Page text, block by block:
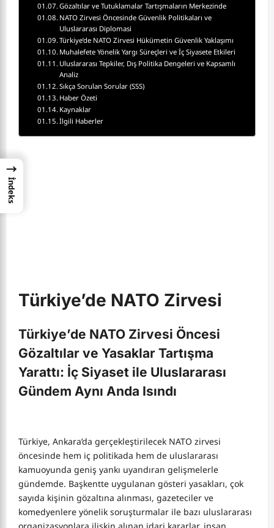
Gözaltılar ve Tutuklamalar Tartışmaların Merkezinde
NATO Zirvesi Öncesinde Güvenlik Politikaları ve
Uluslararası Diplomasi
Türkiye’de NATO Zirvesi Hükümetin Güvenlik Yaklaşımı
Muhalefete Yönelik Yargı Süreçleri ve İç Siyasete Etkileri
Uluslararası Tepkiler, Dış Politika Dengeleri ve Kapsamlı
Analiz
Sıkça Sorulan Sorular (SSS)
Haber Özeti
Kaynaklar
İlgili Haberler
Türkiye’de NATO Zirvesi
Türkiye’de NATO Zirvesi Öncesi
Gözaltılar ve Yasaklar Tartışma
Yarattı: İç Siyaset ile Uluslararası
Gündem Aynı Anda Isındı
Türkiye, Ankara’da gerçekleştirilecek NATO zirvesi
öncesinde hem iç politikada hem de uluslararası
kamuoyunda geniş yankı uyandıran gelişmelerle
gündemde. Başkentte uygulanan gösteri yasakları, çok
sayıda kişinin gözaltına alınması, gazeteciler ve
komedyenlere yönelik soruşturmalar ile bazı uluslararası
→
İndeks